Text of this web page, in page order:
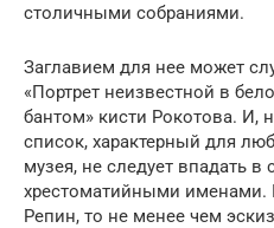
столичными собраниями.
Заглавием для нее может
«Портрет неизвестной в
бантом» кисти Рокотова. И,
список, характерный для
музея, не следует впадать в
хрестоматийными именами.
Репин, то не менее чем